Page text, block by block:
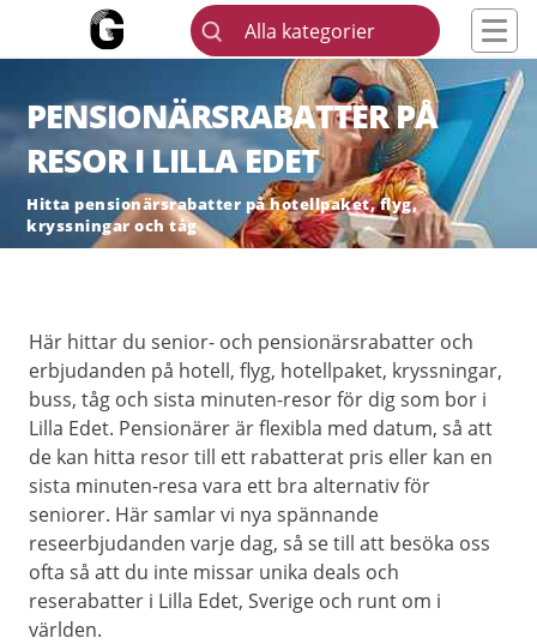
Alla kategorier
PENSIONÄRSRABATTER PÅ
RESOR I LILLA EDET
Hitta pensionärsrabatter på hotellpaket, flyg,
kryssningar och tåg
Här hittar du senior- och pensionärsrabatter och
erbjudanden på hotell, flyg, hotellpaket, kryssningar,
buss, tåg och sista minuten-resor för dig som bor i
Lilla Edet. Pensionärer är flexibla med datum, så att
de kan hitta resor till ett rabatterat pris eller kan en
sista minuten-resa vara ett bra alternativ för
seniorer. Här samlar vi nya spännande
reseerbjudanden varje dag, så se till att besöka oss
ofta så att du inte missar unika deals och
reserabatter i Lilla Edet, Sverige och runt om i
världen.